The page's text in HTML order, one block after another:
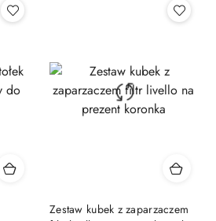
obniżką
Zestaw kubek z zaparzaczem